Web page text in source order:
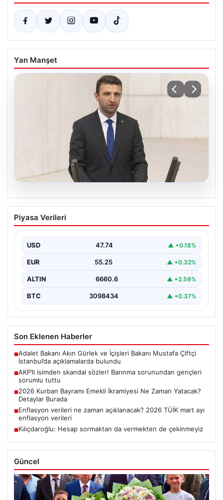
Yan Manşet
07.08.2026
AKP’li isimden skandal sözler! Barınma
sorunundan gençleri sorumlu tuttu
Sorunu ve Gençlerin Sorumluluğu Üzerine Tartışmalar",
"content":…
Piyasa Verileri
USD 47.74 ▲ +0.18%
EUR 55.25 ▲ +0.32%
ALTIN 6660.6 ▲ +2.59%
BTC 3098434 ▲ +0.37%
Son Eklenen Haberler
■Adalet Bakanı Akın Gürlek ve İçişleri Bakanı Mustafa Çiftçi
İstanbul’da açıklamalarda bulundu
■AKP’li isimden skandal sözler! Barınma sorunundan gençleri
sorumlu tuttu
■2026 Kurban Bayramı Emekli İkramiyesi Ne Zaman Yatacak?
Detaylar Burada
■Enflasyon verileri ne zaman açıklanacak? 2026 TÜİK mart ayı
enflasyon verileri
■Kılıçdaroğlu: Hesap sormaktan da vermekten de çekinmeyiz
Güncel